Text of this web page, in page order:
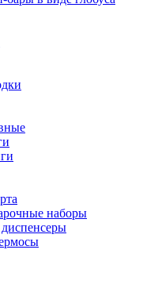
наборы